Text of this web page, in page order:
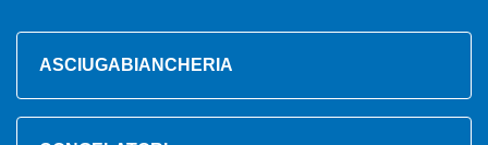
ASCIUGABIANCHERIA